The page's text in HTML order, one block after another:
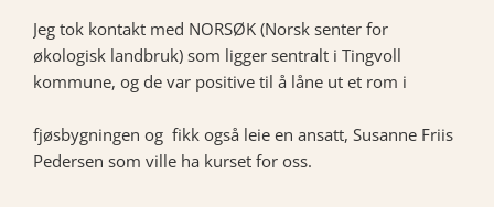
Jeg tok kontakt med NORSØK (Norsk senter for
økologisk landbruk) som ligger sentralt i Tingvoll
kommune, og de var positive til å låne ut et rom i
fjøsbygningen og fikk også leie en ansatt, Susanne Friis
Pedersen som ville ha kurset for oss.